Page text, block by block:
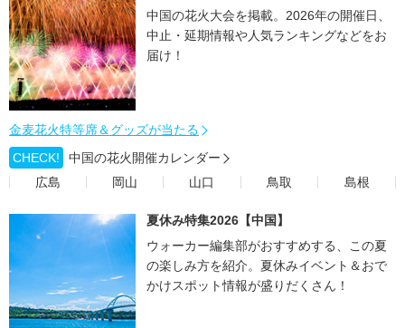
中国の花火大会を掲載。2026年の開催日、
中止・延期情報や人気ランキングなどをお
届け！
金麦花火特等席＆グッズが当たる
CHECK!
中国の花火開催カレンダー
広島
岡山 山口 鳥取 島根
夏休み特集2026【中国】
ウォーカー編集部がおすすめする、この夏
の楽しみ方を紹介。夏休みイベント＆おで
かけスポット情報が盛りだくさん！